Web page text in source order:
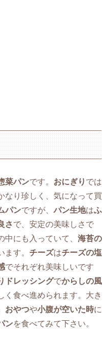
菜パンです。 おにぎり では
なり珍しく、気になって買
パンですが、 パン生地はふ
さで、安定の美味しさで
中にも入っていて、 海苔の
ます。 チーズはチーズの塩
でそれぞれ美味しいです
ドレッシングでからしの風
く食べ進められます。大き
おやつや小腹が空いた時に
ンを食べてみて下さい。